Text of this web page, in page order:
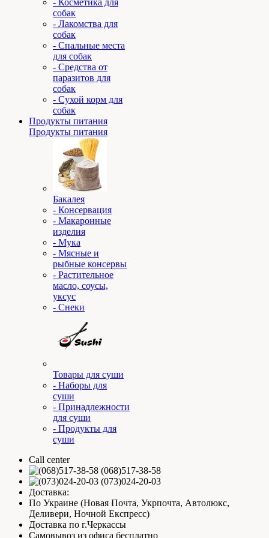
- Косметика для
собак
- Лакомства для
собак
- Спальные места
для собак
- Средства от
паразитов для
собак
- Сухой корм для
собак
Продукты питания
Продукты питания
Бакалея
- Консервация
- Макаронные
изделия
- Мука
- Мясные и
рыбные консервы
- Растительное
масло, соусы,
уксус
- Снеки
Товары для суши
- Наборы для
суши
- Принадлежности
для суши
- Продукты для
суши
Call center
(068)517-38-58
(073)024-20-03
Доставка:
По Украине (Новая Почта, Укрпочта, Автолюкс,
Деливери, Ночной Експресс)
Доставка по г.Черкассы
Самовывоз из офиса бесплатно